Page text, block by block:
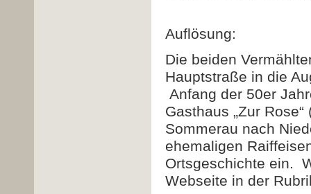
Auflösung:
Die beiden
Hauptstraße in die
Anfang der 50er
Gasthaus „Zur
Sommerau nach
ehemaligen
Ortsgeschichte ein.
Webseite in der